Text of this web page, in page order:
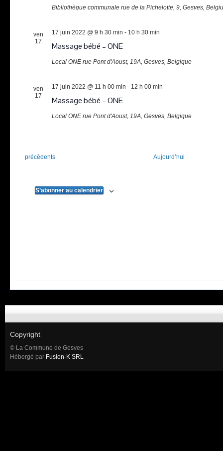
Bibliothèque communale rue de la Pichelotte, 9, Gesves,
ven
17
Massage bébé – ONE
17 juin 2022 @ 9 h 30 min - 10 h 30 min
Local ONE rue Pont d'Aoust, 19A, Gesves, Belgique
ven
17
Massage bébé – ONE
17 juin 2022 @ 11 h 00 min - 12 h 00 min
Local ONE rue Pont d'Aoust, 19A, Gesves, Belgique
Évènements
précédents Aujourd’hui
S’abonner au calendrier
Copyright
© La Commune de Gesves
Hébergé par Fusion-K SRL